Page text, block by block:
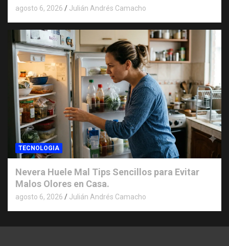
agosto 6, 2026 Julián Andrés Camacho
TECNOLOGIA
Nevera Huele Mal Tips Sencillos para Evitar
Malos Olores en Casa.
agosto 6, 2026 Julián Andrés Camacho